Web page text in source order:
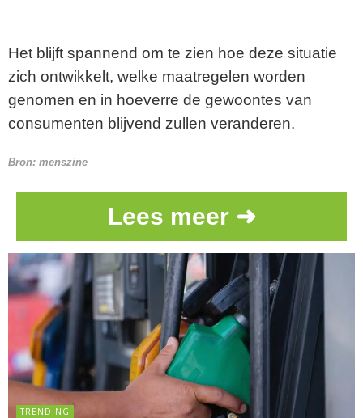
Het blijft spannend om te zien hoe deze situatie
zich ontwikkelt, welke maatregelen worden
genomen en in hoeverre de gewoontes van
consumenten blijvend zullen veranderen.
Bron: menszine
Lees meer ➜
TRENDING